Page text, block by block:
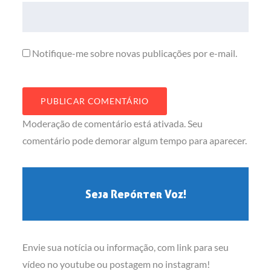
Notifique-me sobre novas publicações por e-mail.
Moderação de comentário está ativada. Seu
comentário pode demorar algum tempo para aparecer.
Seja Repórter Voz!
Envie sua notícia ou informação, com link para seu
vídeo no youtube ou postagem no instagram!